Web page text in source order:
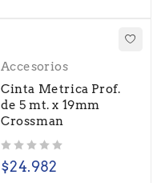
Accesorios
Cinta Metrica Prof.
de 5 mt. x 19mm
Crossman
$24.982